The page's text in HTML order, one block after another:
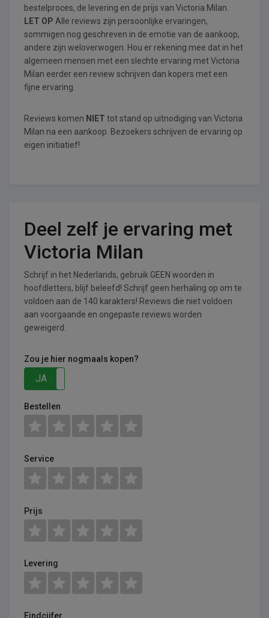
bestelproces, de levering en de prijs van Victoria Milan.
LET OP Alle reviews zijn persoonlijke ervaringen,
sommigen nog geschreven in de emotie van de aankoop,
andere zijn weloverwogen. Hou er rekening mee dat in het
algemeen mensen met een slechte ervaring met Victoria
Milan eerder een review schrijven dan kopers met een
fijne ervaring.
Reviews komen NIET tot stand op uitnodiging van Victoria
Milan na een aankoop. Bezoekers schrijven de ervaring op
eigen initiatief!
Deel zelf je ervaring met
Victoria Milan
Schrijf in het Nederlands, gebruik GEEN woorden in
hoofdletters, blijf beleefd! Schrijf geen herhaling op om te
voldoen aan de 140 karakters! Reviews die niet voldoen
aan voorgaande en ongepaste reviews worden
geweigerd.
Zou je hier nogmaals kopen?
JA
Bestellen
Service
Prijs
Levering
Eindcijfer